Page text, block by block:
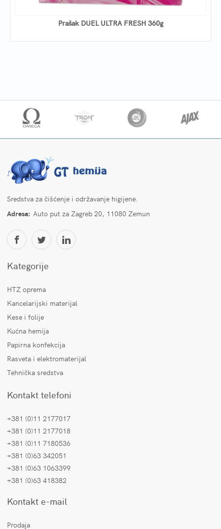
Prašak DUEL ULTRA FRESH 360g
Sredstva za čišćenje i održavanje higijene.
Adresa: Auto put za Zagreb 20, 11080 Zemun
Kategorije
HTZ oprema
Kancelarijski materijal
Kese i folije
Kućna hemija
Papirna konfekcija
Rasveta i elektromaterijal
Tehnička sredstva
Kontakt telefoni
+381 (0)11 2177017
+381 (0)11 2177018
+381 (0)11 7180536
+381 (0)63 342051
+381 (0)63 1063399
+381 (0)63 418382
Kontakt e-mail
Prodaja